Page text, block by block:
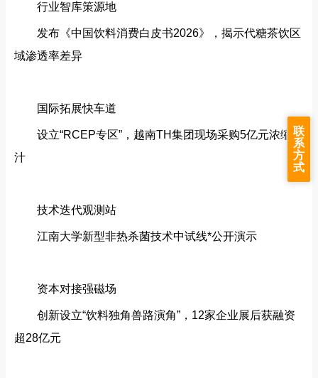
行业智库策源地‌
发布《中国饮料消费白皮书2026》，揭示代糖茶饮区
域渗透率差异
国际拓展快车道‌
设立“RCEP专区”，越南TH集团现场采购5亿元浓缩果
汁
技术迭代观测站‌
江南大学新型非热杀菌技术中试线*公开演示
资本对接强磁场‌
创新设立“饮料独角兽路演角”，12家企业展后获融资
超28亿元
联
系
方
式